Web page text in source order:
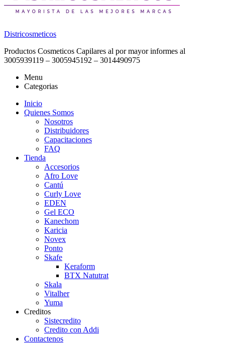
Districosmeticos
Productos Cosmeticos Capilares al por mayor informes al
3005939119 – 3005945192 – 3014490975
Menu
Categorias
Inicio
Quienes Somos
Nosotros
Distribuidores
Capacitaciones
FAQ
Tienda
Accesorios
Afro Love
Cantú
Curly Love
EDEN
Gel ECO
Kanechom
Karicia
Novex
Ponto
Skafe
Keraform
BTX Natutrat
Skala
Vitalher
Yuma
Creditos
Sistecredito
Credito con Addi
Contactenos